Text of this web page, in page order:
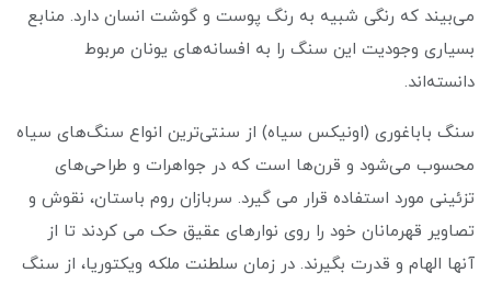
می‌بیند که رنگی شبیه به رنگ پوست و گوشت انسان دارد. منابع
بسیاری وجودیت این سنگ را به افسانه‌های یونان مربوط
دانسته‌اند.
سنگ باباغوری (اونیکس سیاه) از سنتی‌ترین انواع سنگ‌های سیاه
محسوب می‌شود و قرن‌ها است که در جواهرات و طراحی‌های
تزئینی مورد استفاده قرار می گیرد. سربازان روم باستان، نقوش و
تصاویر قهرمانان خود را روی نوارهای عقیق حک می کردند تا از
آنها الهام و قدرت بگیرند. در زمان سلطنت ملکه ویکتوریا، از سنگ